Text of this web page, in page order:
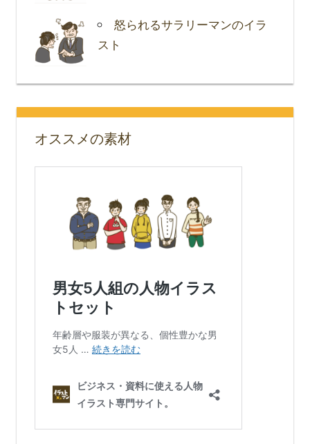
怒られるサラリーマンのイラ
スト
オススメの素材